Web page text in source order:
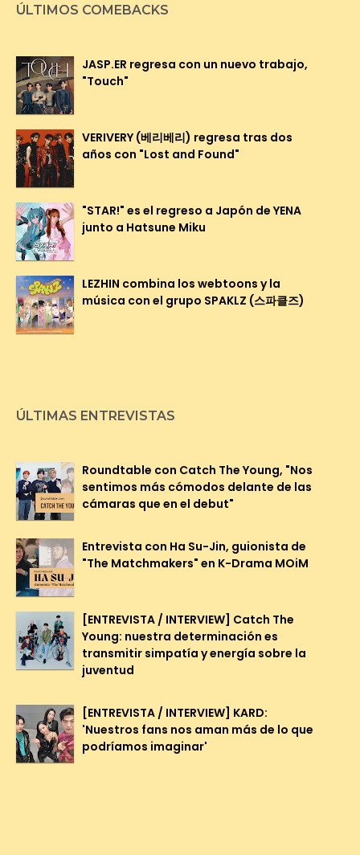
ÚLTIMOS COMEBACKS
JASP.ER regresa con un nuevo trabajo,
"Touch"
VERIVERY (베리베리) regresa tras dos
años con "Lost and Found"
"STAR!" es el regreso a Japón de YENA
junto a Hatsune Miku
LEZHIN combina los webtoons y la
música con el grupo SPAKLZ (스파클즈)
ÚLTIMAS ENTREVISTAS
Roundtable con Catch The Young, "Nos
sentimos más cómodos delante de las
cámaras que en el debut"
Entrevista con Ha Su-Jin, guionista de
"The Matchmakers" en K-Drama MOiM
[ENTREVISTA / INTERVIEW] Catch The
Young: nuestra determinación es
transmitir simpatía y energía sobre la
juventud
[ENTREVISTA / INTERVIEW] KARD:
'Nuestros fans nos aman más de lo que
podríamos imaginar'